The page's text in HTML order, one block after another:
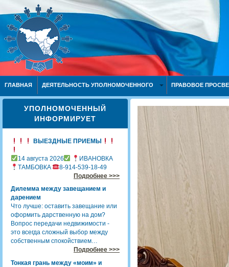
ГЛАВНАЯ ДЕЯТЕЛЬНОСТЬ УПОЛНОМОЧЕННОГО ПРАВОВОЕ
УПОЛНОМОЧЕННЫЙ
ИНФОРМИРУЕТ
ВЫЕЗДНЫЕ ПРИЕМЫ
14 августа 2026
ИВАНОВКА
ТАМБОВКА
8-914-539-18-49
Подробнее >>>
Дилемма между завещанием и
дарением
Что лучше: оставить завещание или
оформить дарственную на дом?
Вопрос передачи недвижимости -
это всегда сложный выбор между
собственным спокойствием…
Подробнее >>>
Тонкая грань между «моим» и